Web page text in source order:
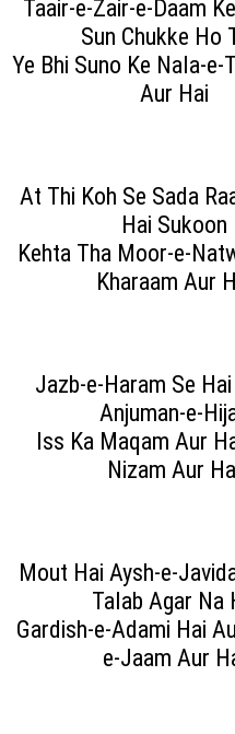
Taair-e-Zair-e-Daam
Sun Chukke Ho
Ye Bhi Suno Ke Nala-e-
Aur Hai
At Thi Koh Se Sada
Hai Sukoon
Kehta Tha Moor-e-
Kharaam Aur
Jazb-e-Haram Se
Anjuman-e-
Iss Ka Maqam Aur
Nizam Aur
Mout Hai Aysh-e-
Talab Agar Na
Gardish-e-Adami Hai
e-Jaam Aur